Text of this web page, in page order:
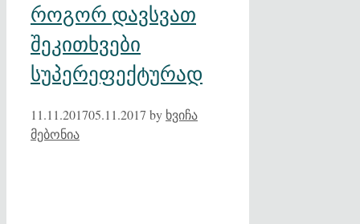
როგორ დავსვათ
შეკითხვები
სუპერეფექტურად
11.11.201705.11.2017 by ხვიჩა
მებონია